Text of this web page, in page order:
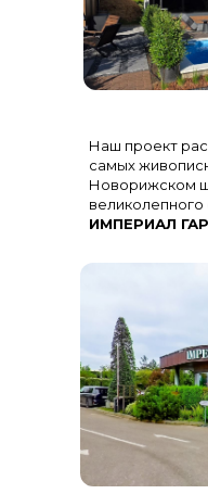
Наш проект
самых
Новорижском
великолепного
ИМПЕРИАЛ
алюминиевыми
черного цвета для
стиля